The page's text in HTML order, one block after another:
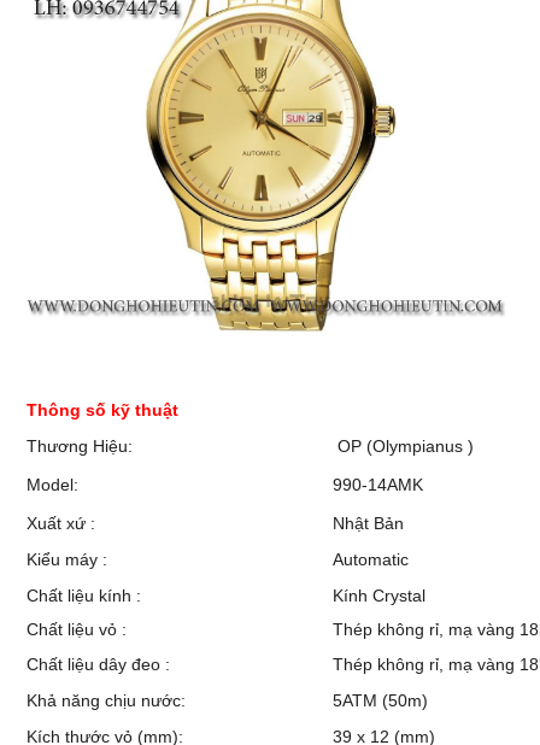
Thông số kỹ thuật
Thương Hiệu:
OP (Olympianus )
Model:
990-14AMK
Xuất xứ :
Nhật Bản
Kiểu máy :
Automatic
Chất liệu kính :
Kính Crystal
Chất liệu vỏ :
Thép không rỉ, mạ vàng
Chất liệu dây đeo :
Thép không rỉ, mạ vàng
Khả năng chịu nước:
5ATM (50m)
Kích thước vỏ (mm):
39 x 12 (mm)